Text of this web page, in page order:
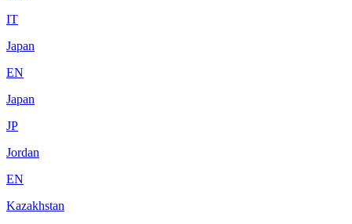
IT
Japan
EN
Japan
JP
Jordan
EN
Kazakhstan